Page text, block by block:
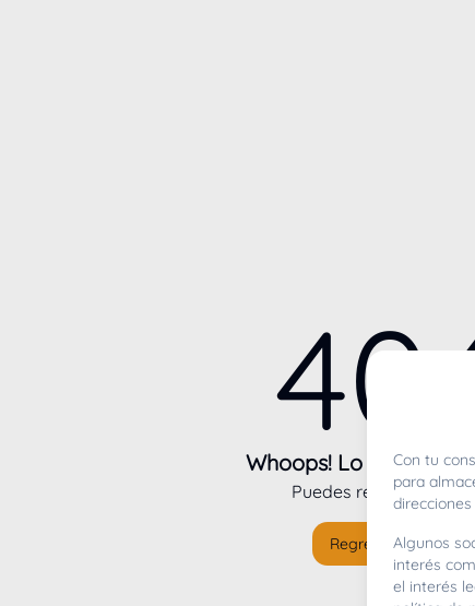
Whoops! Lo sentimos
Puedes regresar al
Regresar al inicio
Con tu
para
Algunos
interés
el interés